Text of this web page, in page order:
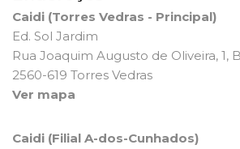
Caidi (Torres Vedras - Principal)
Ed. Sol Jardim
Rua Joaquim Augusto de Oliveira, 1,
2560-619 Torres Vedras
Ver mapa
Caidi (Filial A-dos-Cunhados)